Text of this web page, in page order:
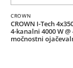
CROWN
CROWN I-Tech
4-kanalni 4000 W
močnostni